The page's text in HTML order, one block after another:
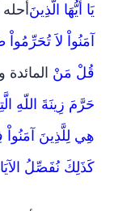
أحلهيَا أَيُّهَا الَّذِينَ
آمَنُواْ لاَ تُحَرِّمُواْ
المائدة قُلْ مَنْ
حَرَّمَ زِينَةَ اللّهِ
هِي لِلَّذِينَ آمَنُواْ
كَذَلِكَ نُفَصِّلُ